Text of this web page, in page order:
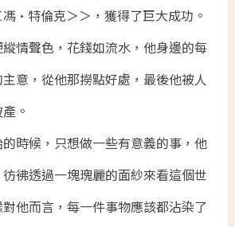
•特倫克＞＞，獲得了巨大成功。
情聲色，花錢如流水，他身邊的每
意，從他那撈點好處，最後他被人
。
時候，只想做一些有意義的事，他
彿透過一塊瑰麗的面紗來看這個世
他而言，每一件事物應該都沾染了